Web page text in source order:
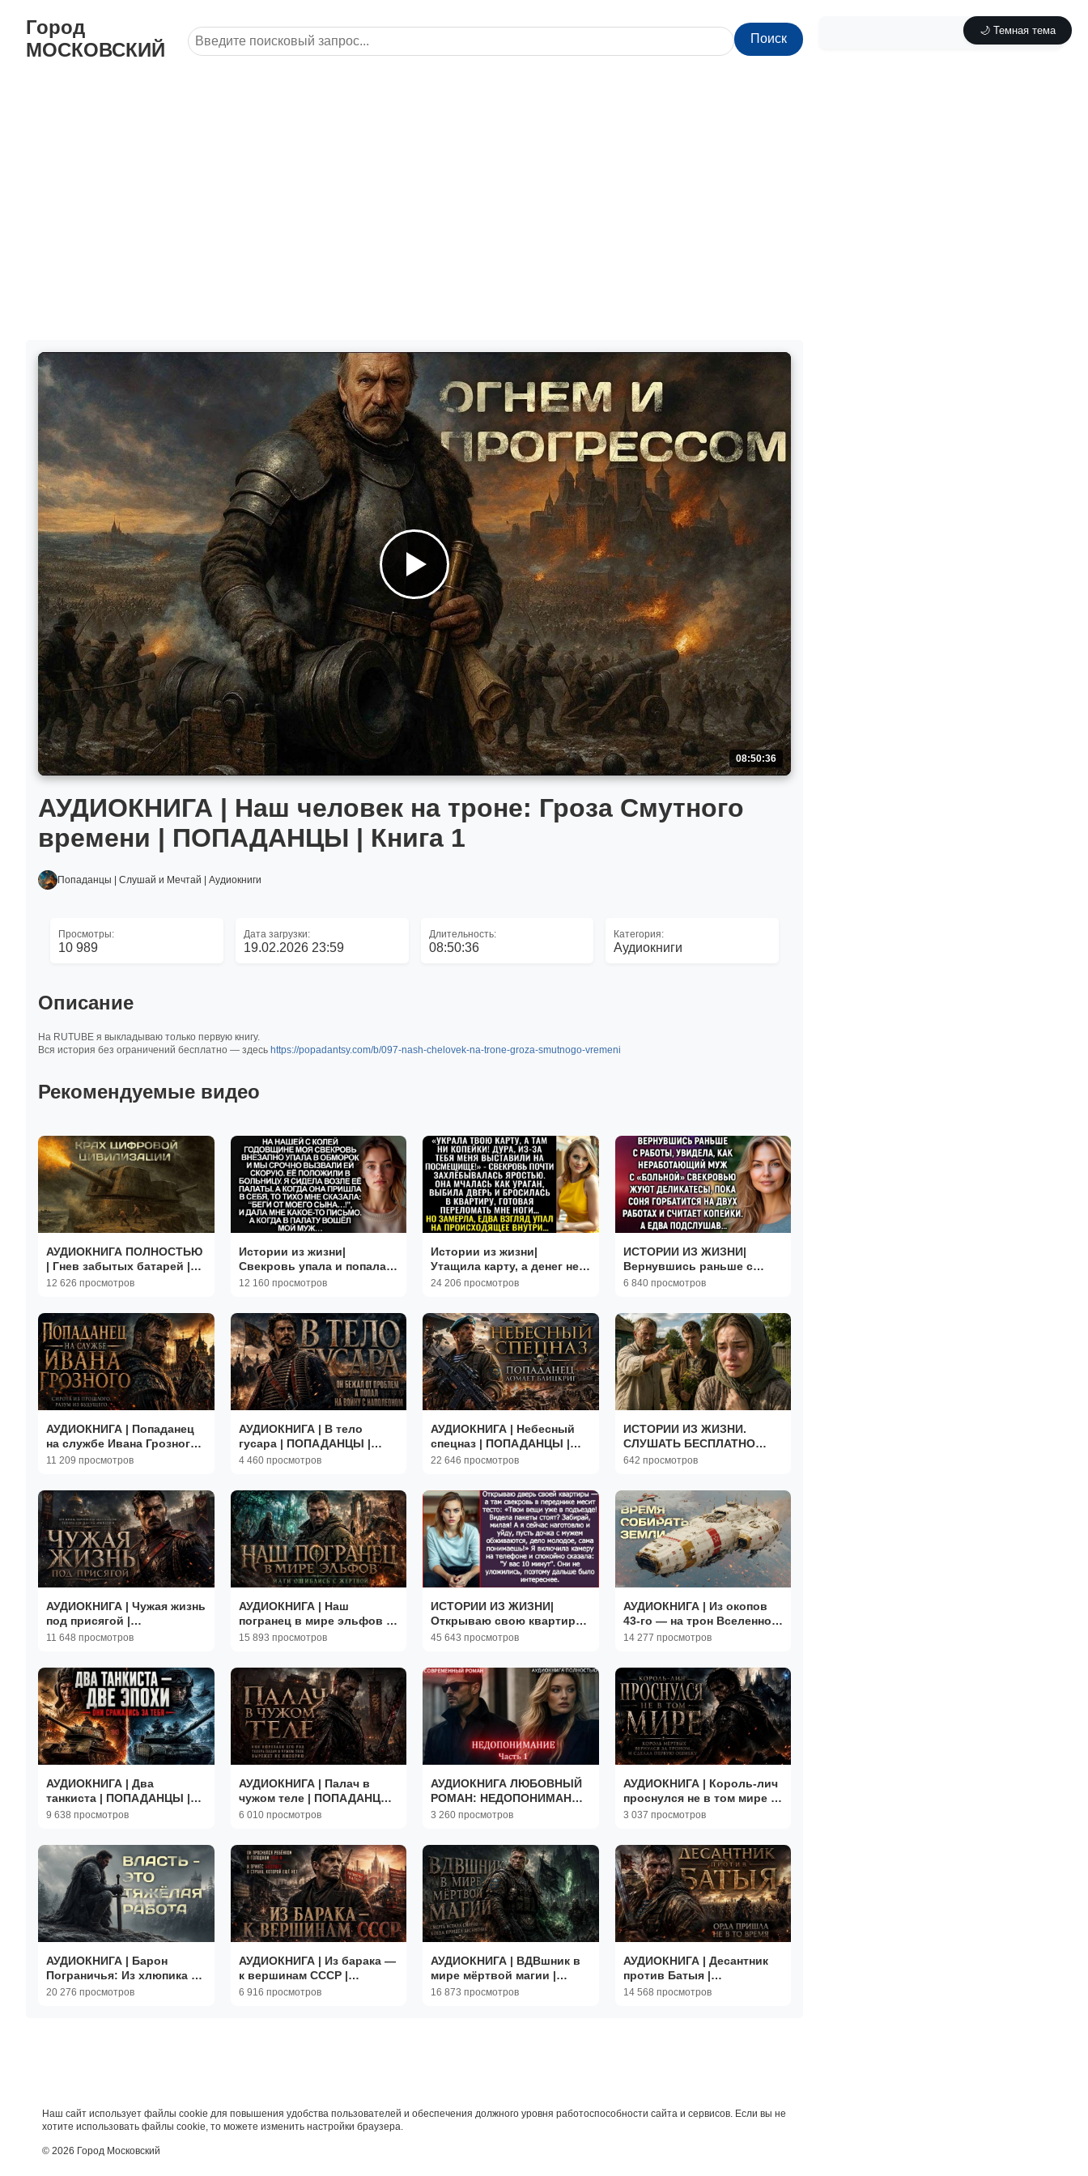
🌙 Темная тема
Город
МОСКОВСКИЙ
Поиск
08:50:36
АУДИОКНИГА | Наш человек на троне: Гроза Смутного
времени | ПОПАДАНЦЫ | Книга 1
Попаданцы | Слушай и Мечтай | Аудиокниги
Просмотры:
10 989
Дата загрузки:
19.02.2026 23:59
Длительность:
08:50:36
Категория:
Аудиокниги
Описание
На RUTUBE я выкладываю только первую книгу.
Вся история без ограничений бесплатно — здесь https://popadantsy.com/b/097-nash-chelovek-na-trone-groza-smutnogo-vremeni
Рекомендуемые видео
АУДИОКНИГА ПОЛНОСТЬЮ
| Гнев забытых батарей |
БОЕВАЯ ФАНТАСТИКА |
12 626 просмотров
Истории из жизни|
Свекровь упала и попала в
больницу|Аудиорассказы|
12 160 просмотров
Истории из жизни|
Утащила карту, а денег нет
|Аудио рассказы|
24 206 просмотров
ИСТОРИИ ИЗ ЖИЗНИ|
Вернувшись раньше с
работы, увидела|
6 840 просмотров
АУДИОКНИГА | Попаданец
на службе Ивана Грозного |
ПОПАДАНЦЫ | Книга 1
11 209 просмотров
АУДИОКНИГА | В тело
гусара | ПОПАДАНЦЫ |
Книга 1
4 460 просмотров
АУДИОКНИГА | Небесный
спецназ | ПОПАДАНЦЫ |
Книга 1
22 646 просмотров
ИСТОРИИ ИЗ ЖИЗНИ.
СЛУШАТЬ БЕСПЛАТНО
АУДИО КНИГУ. ИСТОРИИ ИЗ
642 просмотров
АУДИОКНИГА | Чужая жизнь
под присягой |
ПОПАДАНЦЫ | Книга 1
11 648 просмотров
АУДИОКНИГА | Наш
погранец в мире эльфов |
ПОПАДАНЦЫ | Книга 1
15 893 просмотров
ИСТОРИИ ИЗ ЖИЗНИ|
Открываю свою квартиру,
а там свекровь|РЕАЛЬНЫЕ
45 643 просмотров
АУДИОКНИГА | Из окопов
43-го — на трон Вселенной
| ПОПАДАНЦЫ | Книга 1
14 277 просмотров
АУДИОКНИГА | Два
танкиста | ПОПАДАНЦЫ |
Книга 1
9 638 просмотров
АУДИОКНИГА | Палач в
чужом теле | ПОПАДАНЦЫ |
Книга 1
6 010 просмотров
АУДИОКНИГА ЛЮБОВНЫЙ
РОМАН: НЕДОПОНИМАНИЕ
| Часть 1 слушать
3 260 просмотров
АУДИОКНИГА | Король-лич
проснулся не в том мире |
ПОПАДАНЦЫ | Книга 1
3 037 просмотров
АУДИОКНИГА | Барон
Пограничья: Из хлюпика в
Хозяина Земли |
20 276 просмотров
АУДИОКНИГА | Из барака —
к вершинам СССР |
ПОПАДАНЦЫ | Книга 1
6 916 просмотров
АУДИОКНИГА | ВДВшник в
мире мёртвой магии |
ПОПАДАНЦЫ | Книга 1
16 873 просмотров
АУДИОКНИГА | Десантник
против Батыя |
ПОПАДАНЦЫ | Книга 1
14 568 просмотров
Наш сайт использует файлы cookie для повышения удобства пользователей и обеспечения должного уровня работоспособности сайта и сервисов. Если вы не
хотите использовать файлы cookie, то можете изменить настройки браузера.
© 2026 Город Московский